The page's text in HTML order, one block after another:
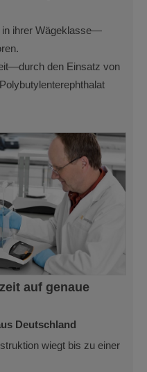
in ihrer Wägeklasse—
den Einsatz von
auf genaue
Deutschland
wiegt bis zu einer